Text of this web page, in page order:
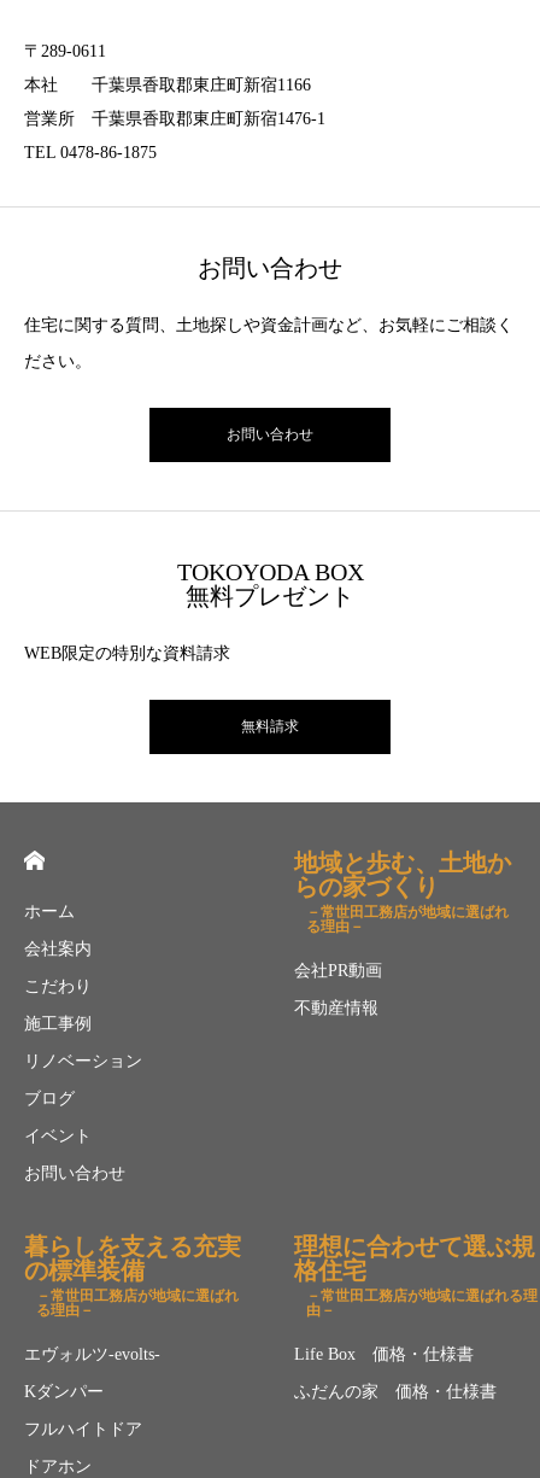
〒289-0611
本社 千葉県香取郡東庄町新宿1166
営業所 千葉県香取郡東庄町新宿1476-1
TEL 0478-86-1875
お問い合わせ
住宅に関する質問、土地探しや資金計画など、お気軽にご相談く
ださい。
お問い合わせ
TOKOYODA BOX
無料プレゼント
WEB限定の特別な資料請求
無料請求
ホーム
会社案内
こだわり
施工事例
リノベーション
ブログ
イベント
お問い合わせ
地域と歩む、土地か
らの家づくり
－常世田工務店が地域に選ばれ
る理由－
会社PR動画
不動産情報
暮らしを支える充実
の標準装備
－常世田工務店が地域に選ばれ
る理由－
エヴォルツ-evolts-
Kダンパー
フルハイトドア
ドアホン
理想に合わせて選ぶ規
格住宅
－常世田工務店が地域に選ばれる理
由－
Life Box 価格・仕様書
ふだんの家 価格・仕様書